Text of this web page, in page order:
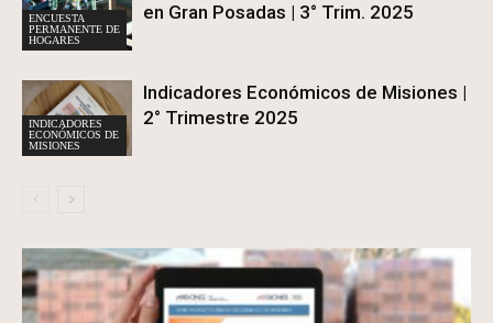
ENCUESTA
PERMANENTE DE
HOGARES
en Gran Posadas | 3° Trim. 2025
INDICADORES
ECONÓMICOS DE
MISIONES
Indicadores Económicos de Misiones |
2° Trimestre 2025